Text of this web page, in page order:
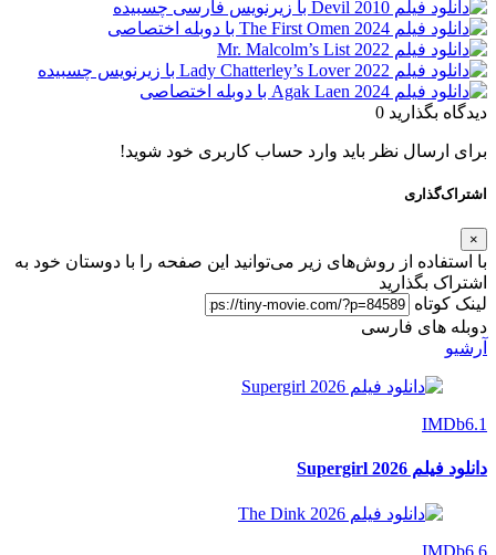
دیدگاه بگذارید 0
برای ارسال نظر باید وارد حساب کاربری خود شوید!
اشتراک‌گذاری
×
با استفاده از روش‌های زیر می‌توانید این صفحه را با دوستان خود به
اشتراک بگذارید
لینک کوتاه
دوبله های فارسی
آرشیو
IMDb6.1
دانلود فیلم Supergirl 2026
IMDb6.6